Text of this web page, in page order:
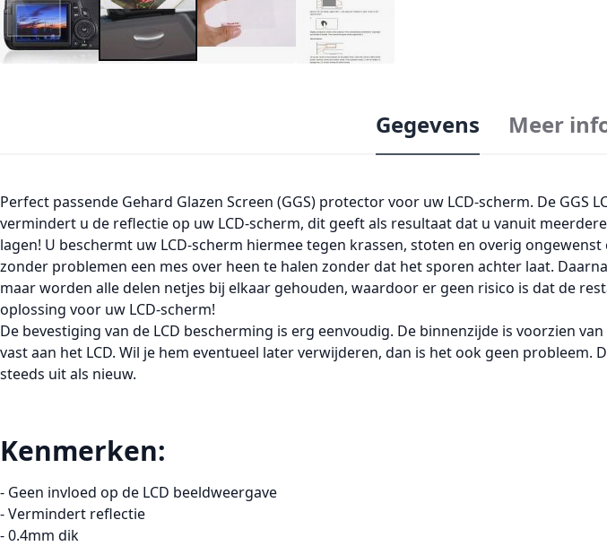
Gegevens
Perfect passende Gehard Glazen Screen (GGS) protector voor uw LCD-scherm. De
vermindert u de reflectie op uw LCD-scherm, dit geeft als resultaat dat u vanuit
lagen! U beschermt uw LCD-scherm hiermee tegen krassen, stoten en overig
zonder problemen een mes over heen te halen zonder dat het sporen achter laat.
maar worden alle delen netjes bij elkaar gehouden, waardoor er geen risico is dat de
oplossing voor uw LCD-scherm!
De bevestiging van de LCD bescherming is erg eenvoudig. De binnenzijde is voorzien
vast aan het LCD. Wil je hem eventueel later verwijderen, dan is het ook geen
steeds uit als nieuw.
Kenmerken:
- Geen invloed op de LCD beeldweergave
- Vermindert reflectie
- 0.4mm dik
Meer